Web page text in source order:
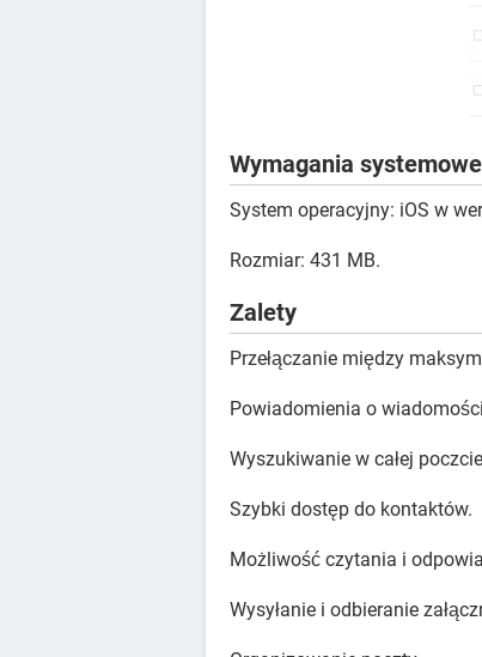
Wymagania systemowe
System operacyjny: iOS w
Rozmiar: 431 MB.
Zalety
Przełączanie między
Powiadomienia o
Wyszukiwanie w całej
Szybki dostęp do kontaktów.
Możliwość czytania i
Wysyłanie i odbieranie